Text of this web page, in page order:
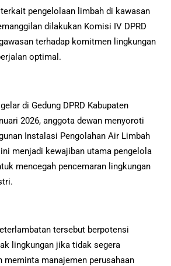
pengelolaan limbah di kawasan
dilakukan Komisi IV DPRD
terhadap komitmen lingkungan
optimal.
di Gedung DPRD Kabupaten
2026, anggota dewan menyoroti
Instalasi Pengolahan Air Limbah
menjadi kewajiban utama pengelola
mencegah pencemaran lingkungan
tersebut berpotensi
lingkungan jika tidak segera
meminta manajemen perusahaan